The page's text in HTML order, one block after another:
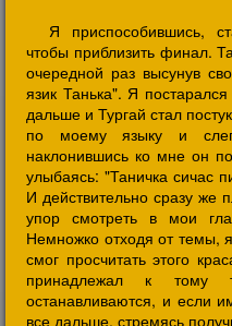
Я приспособившись,
чтобы приблизить финал.
очередной раз высунув
язик Танька". Я
дальше и Тургай стал
по моему языку и
наклонившись ко мне он
улыбаясь: "Таничка сичас
И действительно сразу же
упор смотреть в мои
Немножко отходя от темы,
смог просчитать этого
принадлежал к тому
останавливаются, и если
все дальше, стремясь